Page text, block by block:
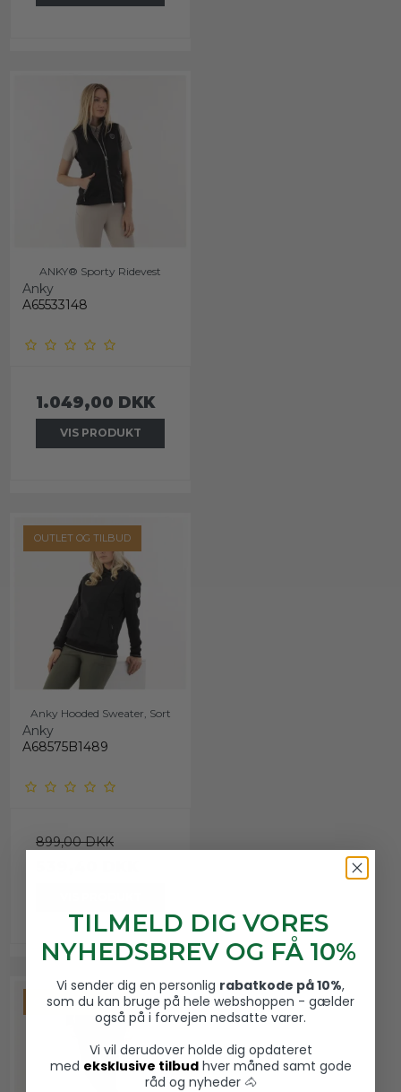
ANKY® Sporty Ridevest
Anky
A65533148
1.049,00 DKK
VIS PRODUKT
OUTLET OG TILBUD
Anky Hooded Sweater, Sort
Anky
A68575B1489
899,00 DKK
OUTLET OG TILBUD
TILMELD DIG VORES
NYHEDSBREV OG FÅ 10%
Vi sender dig en personlig rabatkode på 10%,
som du kan bruge på hele webshoppen - gælder
også på i forvejen nedsatte varer.
Vi vil derudover holde dig opdateret
med eksklusive tilbudhver måned samt gode
råd og nyheder 🐴